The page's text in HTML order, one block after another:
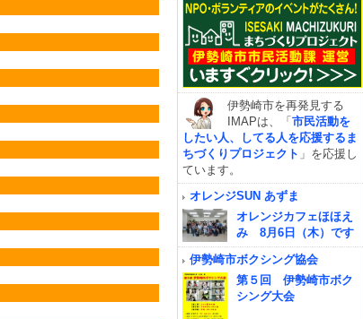
伊勢崎市を再発見する
IMAPは、「市民活動を
したい人、してる人を応援するま
ちづくりプロジェクト 」を応援し
ています。
オレンジSUN あずま
オレンジカフェほほえ
み 8月6日（木）です
伊勢崎市ボクシング協会
第５回 伊勢崎市ボク
シング大会